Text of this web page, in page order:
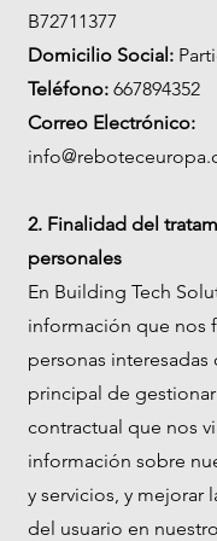
B72711377
Domicilio Social:
Teléfono: 667894352
Correo Electrónico:
2. Finalidad del
personales
En Building Tech
información que nos
personas
principal de
contractual que nos
información sobre
y servicios, y mejorar
del usuario en